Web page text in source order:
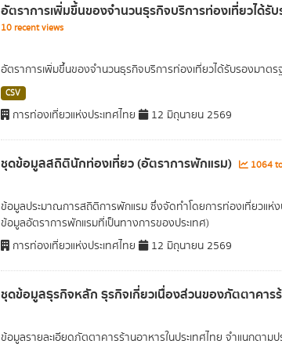
อัตราการเพิ่มขึ้นของจำนวนธุรกิจบริการท่องเที่ยวได้
10 recent views
อัตราการเพิ่มขึ้นของจำนวนธุรกิจบริการท่องเที่ยวได้รับรองมาต
CSV
การท่องเที่ยวแห่งประเทศไทย 12 มิถุนายน 2569
ชุดข้อมูลสถิตินักท่องเที่ยว (อัตราการพักแรม) 1064
ข้อมูลประมาณการสถิติการพักแรม ซึ่งจัดทำโดยการท่องเที่ยวแห่
ข้อมูลอัตราการพักแรมที่เป็นทางการของประเทศ)
การท่องเที่ยวแห่งประเทศไทย
12 มิถุนายน 2569
ชุดข้อมูลธุรกิจหลัก ธุรกิจเกี่ยวเนื่องส่วนของภัตตาคาร
ข้อมูลรายละเอียดภัตตาคารร้านอาหารในประเทศไทย จำแนกตา